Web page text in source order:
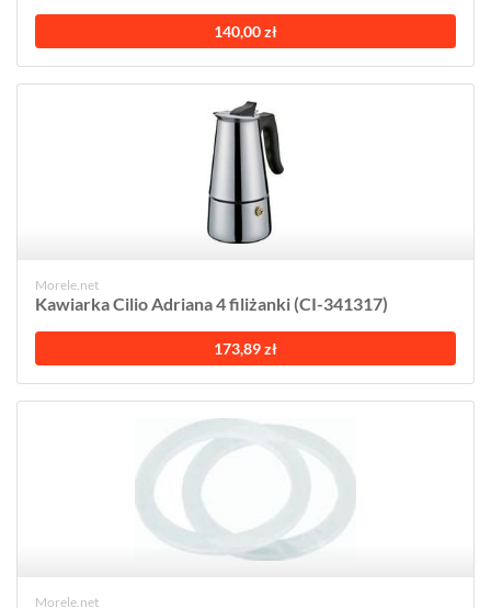
140,00 zł
Morele.net
Kawiarka Cilio Adriana 4 filiżanki (CI-341317)
173,89 zł
Morele.net